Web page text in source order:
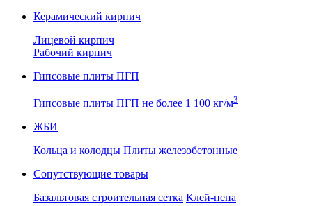
Керамический кирпич
Лицевой кирпич
Рабочий кирпич
Гипсовые плиты ПГП
Гипсовые плиты ПГП не более 1 100 кг/м3
ЖБИ
Кольца и колодцы Плиты железобетонные
Сопутствующие товары
Базальтовая строительная сетка Клей-пена